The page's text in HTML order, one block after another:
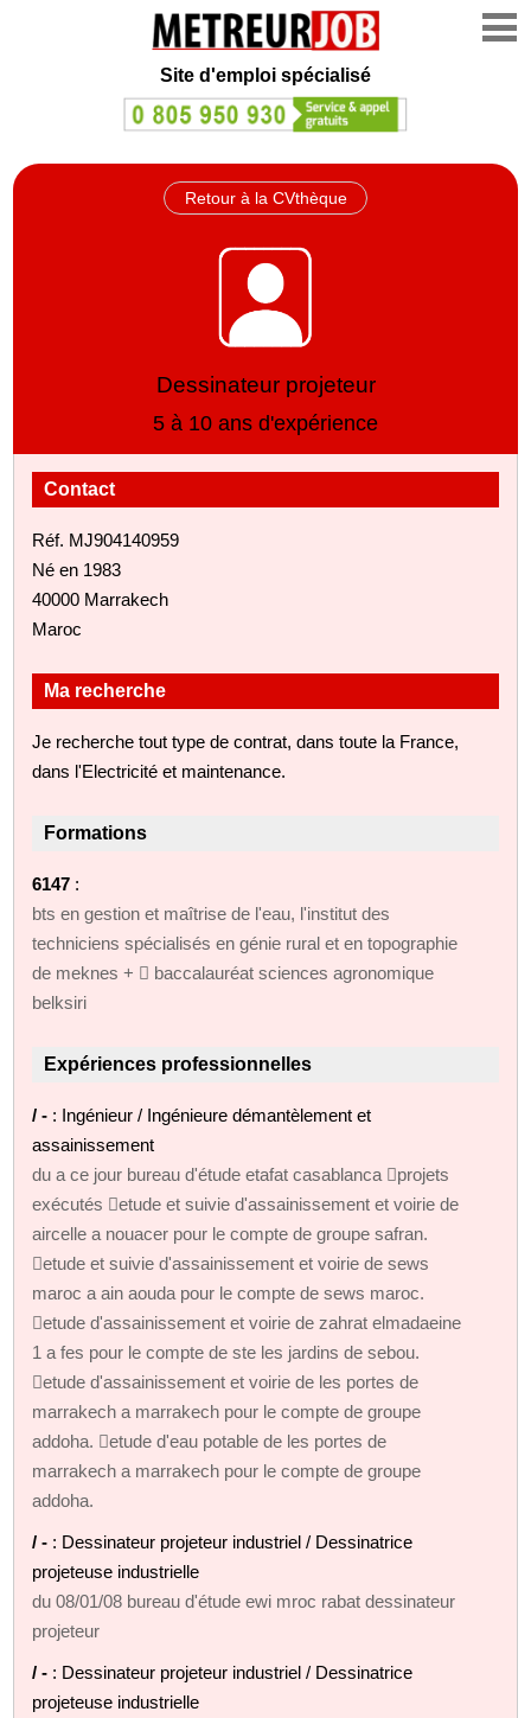
Site d'emploi spécialisé
Retour à la CVthèque
Dessinateur projeteur
5 à 10 ans d'expérience
Contact
Réf. MJ904140959
Né en 1983
40000 Marrakech
Maroc
Ma recherche
Je recherche tout type de contrat, dans toute la France,
dans l'Electricité et maintenance.
Formations
6147 :
bts en gestion et maîtrise de l'eau, l'institut des
techniciens spécialisés en génie rural et en topographie
de meknes +  baccalauréat sciences agronomique
belksiri
Expériences professionnelles
/ - : Ingénieur / Ingénieure démantèlement et
assainissement
du a ce jour bureau d'étude etafat casablanca projets
exécutés etude et suivie d'assainissement et voirie de
aircelle a nouacer pour le compte de groupe safran.
etude et suivie d'assainissement et voirie de sews
maroc a ain aouda pour le compte de sews maroc.
etude d'assainissement et voirie de zahrat elmadaeine
1 a fes pour le compte de ste les jardins de sebou.
etude d'assainissement et voirie de les portes de
marrakech a marrakech pour le compte de groupe
addoha. etude d'eau potable de les portes de
marrakech a marrakech pour le compte de groupe
addoha.
/ - : Dessinateur projeteur industriel / Dessinatrice
projeteuse industrielle
du 08/01/08 bureau d'étude ewi mroc rabat dessinateur
projeteur
/ - : Dessinateur projeteur industriel / Dessinatrice
projeteuse industrielle